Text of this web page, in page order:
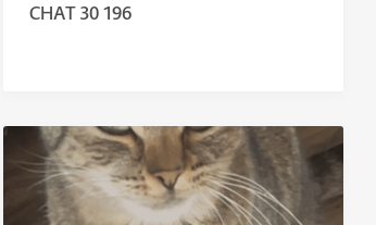
CHAT 30 196